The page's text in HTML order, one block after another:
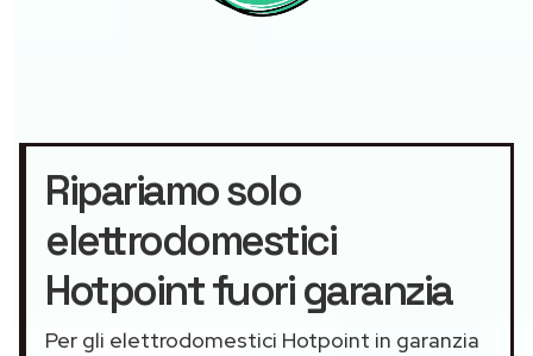
Ripariamo solo
elettrodomestici
Hotpoint fuori garanzia
Per gli elettrodomestici Hotpoint in garanzia